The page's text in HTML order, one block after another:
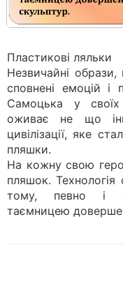
Пластикові ляльки
Незвичайні
сповнені емоцій і
Самоцька у
оживає не що
цивілізації, яке
пляшки.
На кожну свою
пляшок.
тому, певно і
таємницею